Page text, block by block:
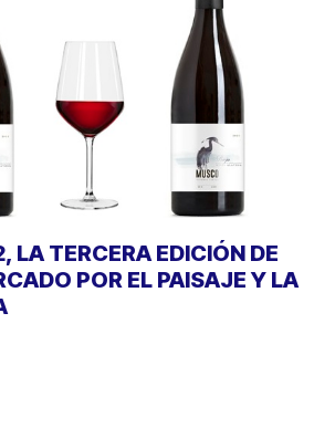
LA TERCERA EDICIÓN DE
POR EL PAISAJE Y LA